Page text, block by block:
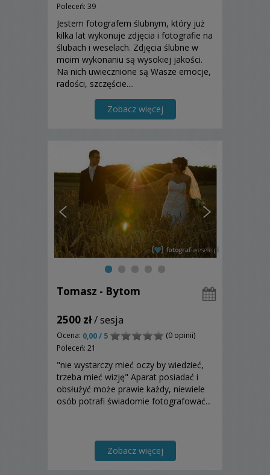
Poleceń: 39
Jestem fotografem ślubnym, który już
kilka lat wykonuje zdjęcia i fotografie na
ślubach i weselach. Zdjęcia ślubne w
moim wykonaniu są wysokiej jakości.
Na nich uwiecznione są Wasze emocje,
radości, szczęście....
Zobacz więcej
Tomasz - Bytom
2500 zł/ sesja
Ocena: 0,00 / 5
(0 opinii)
Poleceń: 21
"nie wystarczy mieć oczy by wiedzieć,
trzeba mieć wizję" Aparat posiadać i
obsłużyć może prawie każdy, niewiele
osób potrafi świadomie fotografować...
Zobacz więcej